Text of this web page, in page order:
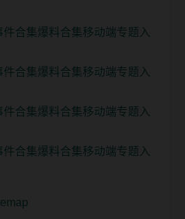
合集爆料合集移动端专题入
合集爆料合集移动端专题入
合集爆料合集移动端专题入
合集爆料合集移动端专题入